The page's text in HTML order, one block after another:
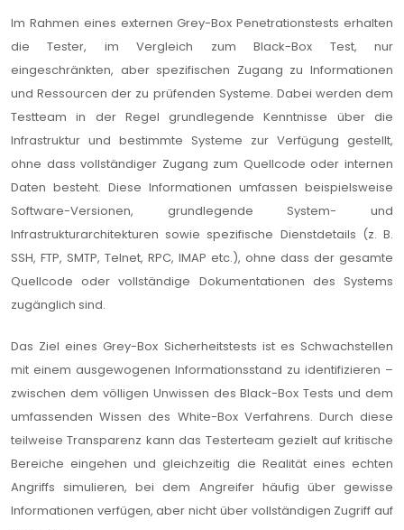
Im Rahmen eines externen Grey-Box Penetrationstests erhalten
die Tester, im Vergleich zum Black-Box Test, nur
eingeschränkten, aber spezifischen Zugang zu Informationen
und Ressourcen der zu prüfenden Systeme. Dabei werden dem
Testteam in der Regel grundlegende Kenntnisse über die
Infrastruktur und bestimmte Systeme zur Verfügung gestellt,
ohne dass vollständiger Zugang zum Quellcode oder internen
Daten besteht. Diese Informationen umfassen beispielsweise
Software-Versionen, grundlegende System- und
Infrastrukturarchitekturen sowie spezifische Dienstdetails (z. B.
SSH, FTP, SMTP, Telnet, RPC, IMAP etc.), ohne dass der gesamte
Quellcode oder vollständige Dokumentationen des Systems
zugänglich sind.
Das Ziel eines Grey-Box Sicherheitstests ist es Schwachstellen
mit einem ausgewogenen Informationsstand zu identifizieren –
zwischen dem völligen Unwissen des Black-Box Tests und dem
umfassenden Wissen des White-Box Verfahrens. Durch diese
teilweise Transparenz kann das Testerteam gezielt auf kritische
Bereiche eingehen und gleichzeitig die Realität eines echten
Angriffs simulieren, bei dem Angreifer häufig über gewisse
Informationen verfügen, aber nicht über vollständigen Zugriff auf